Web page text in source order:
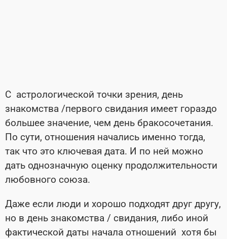
С астрологической точки зрения, день
знакомства /первого свидания имеет гораздо
большее значение, чем день бракосочетания.
По сути, отношения начались именно тогда,
так что это ключевая дата. И по ней можно
дать однозначную оценку продолжительности
любовного союза.
Даже если люди и хорошо подходят друг другу,
но в день знакомства / свидания, либо иной
фактической даты начала отношений хотя бы